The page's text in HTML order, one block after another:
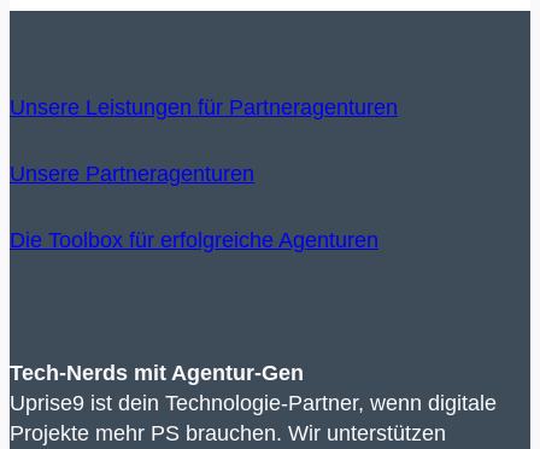
Unsere Leistungen für Partneragenturen
Unsere Partneragenturen
Die Toolbox für erfolgreiche Agenturen
Tech-Nerds mit Agentur-Gen
Uprise9 ist dein Technologie-Partner, wenn digitale
Projekte mehr PS brauchen. Wir unterstützen